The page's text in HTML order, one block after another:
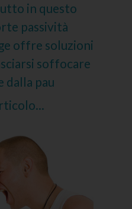
in questo
passività
offre soluzioni
soffocare
dalla pau